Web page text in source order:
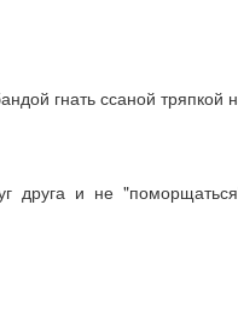
гнать ссаной тряпкой
друга  и  не